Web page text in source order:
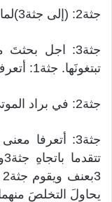
جثة2: (إلى جثة3)لماذا لا تبحثُ معنا؟
جثة3: اجل
تبتغونَها. جثة1: أتعرفُ معنى الحياة …..
جثة2: في براد الموتى!
يحاولَ التخلصَ